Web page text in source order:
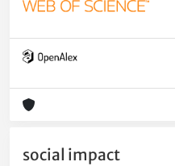
social impact